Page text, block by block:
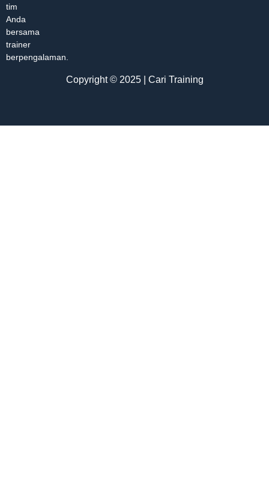
tim
Anda
bersama
trainer
berpengalaman.
Copyright © 2025 | Cari Training